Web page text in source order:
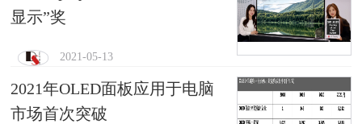
显示”奖
2021-05-13
2021年OLED面板应用于电脑
市场首次突破